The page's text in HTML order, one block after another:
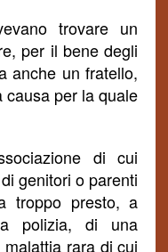
trovare un
per il bene degli
anche un fratello,
causa per la quale
di cui
genitori o parenti
troppo presto, a
polizia, di una
rara di cui